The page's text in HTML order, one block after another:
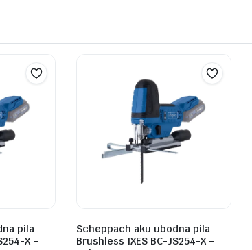
pila
X –
Scheppach aku ubodna pila
Brushless IXES BC-JS254-X –